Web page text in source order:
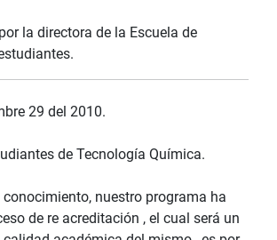
la directora de la Escuela de
29 del 2010.
de Tecnología Química.
conocimiento, nuestro programa ha
de re acreditación , el cual será un